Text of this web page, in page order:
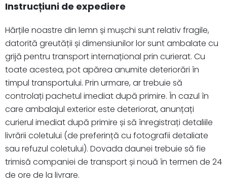
Instrucțiuni de expediere
Hărțile noastre din lemn și mușchi sunt relativ fragile,
datorită greutății și dimensiunilor lor sunt ambalate cu
grijă pentru transport internațional prin curierat. Cu
toate acestea, pot apărea anumite deteriorări în
timpul transportului. Prin urmare, ar trebuie să
controlați pachetul imediat după primire. În cazul în
care ambalajul exterior este deteriorat, anunțați
curierul imediat după primire și să înregistrați detaliile
livrării coletului (de preferință cu fotografii detaliate
sau refuzul coletului). Dovada daunei trebuie să fie
trimisă companiei de transport și nouă în termen de 24
de ore de la livrare.